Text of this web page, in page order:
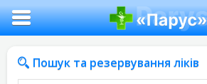
Пошук та резервування ліків